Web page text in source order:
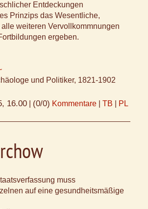
Entdeckungen
Prinzips das Wesentliche,
weiteren Vervollkommnungen
ergeben.
und Politiker, 1821-1902
16.00 (0/0) Kommentare TB PL
muss
auf eine gesundheitsmäßige